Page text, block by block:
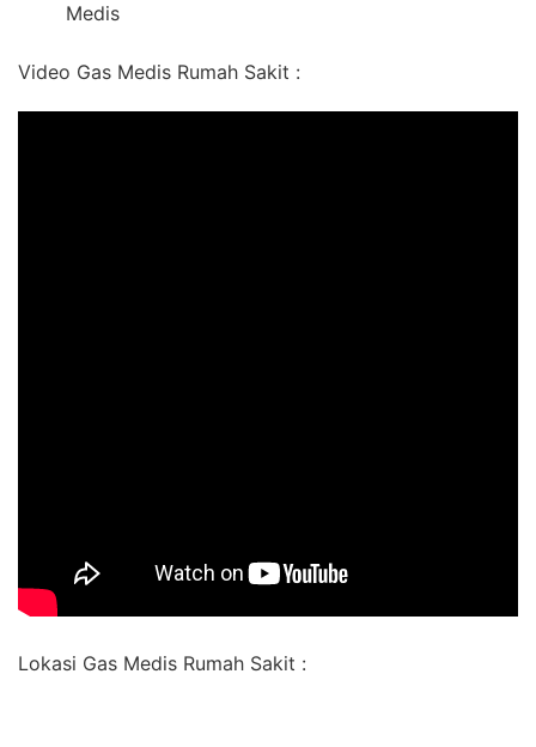
Medis
Video Gas Medis Rumah Sakit :
Lokasi Gas Medis Rumah Sakit :